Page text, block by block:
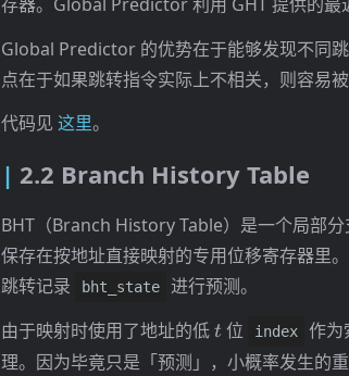
Global Predictor 的优势在于能够发现不同
点在于如果跳转指令实际上不相关，则容易
代码见 这里。
2.2 Branch History Table
BHT（Branch History Table）是一个局部
保存在按地址直接映射的专用位移寄存器里
跳转记录
bht_state
进行预测。
由于映射时使用了地址的低t
t 位 index
作为
理。因为毕竟只是「预测」，小概率发生的